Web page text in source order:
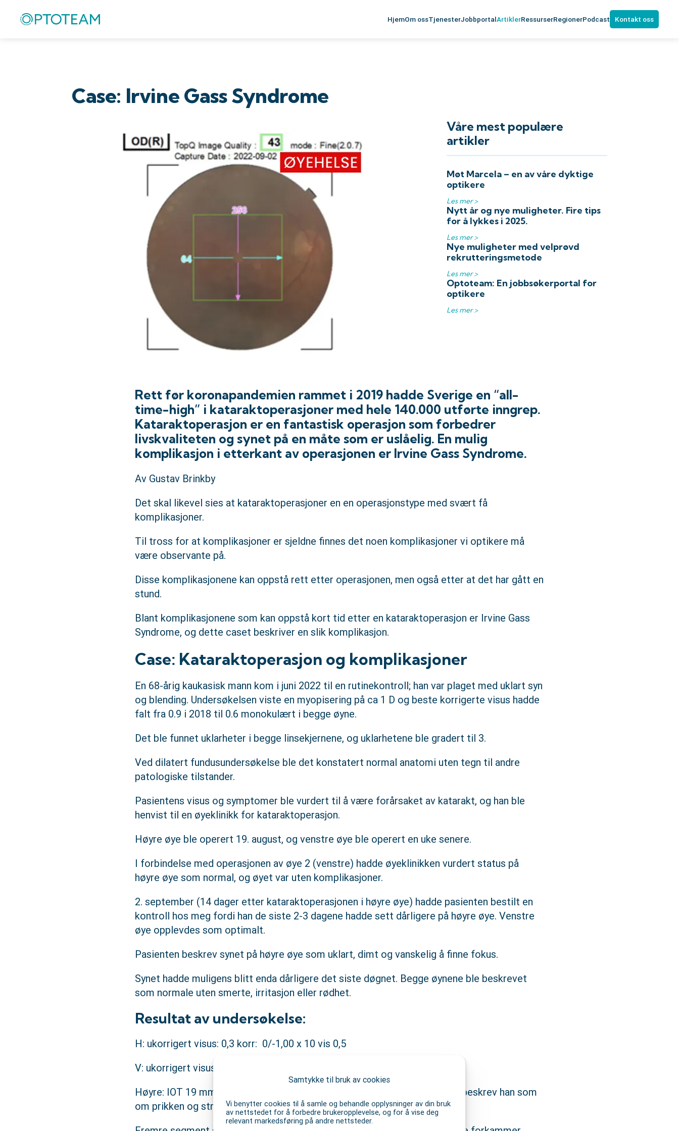
HjemOm ossTjenesterJobbportalArtiklerRessurserRegionerPodcast Kontakt oss
Case: Irvine Gass Syndrome
Våre mest populære
artikler
Møt Marcela – en av våre dyktige
optikere
Les mer >
Nytt år og nye muligheter. Fire tips
for å lykkes i 2025.
Les mer >
Nye muligheter med velprøvd
rekrutteringsmetode
Les mer >
Optoteam: En jobbsøkerportal for
optikere
Les mer >
Rett før koronapandemien rammet i 2019 hadde Sverige en “all-
time-high” i kataraktoperasjoner med hele 140.000 utførte inngrep.
Kataraktoperasjon er en fantastisk operasjon som forbedrer
livskvaliteten og synet på en måte som er uslåelig. En mulig
komplikasjon i etterkant av operasjonen er Irvine Gass Syndrome.
Av Gustav Brinkby
Det skal likevel sies at kataraktoperasjoner en en operasjonstype med svært få
komplikasjoner.
Til tross for at komplikasjoner er sjeldne finnes det noen komplikasjoner vi optikere må
være observante på.
Disse komplikasjonene kan oppstå rett etter operasjonen, men også etter at det har gått en
stund.
Blant komplikasjonene som kan oppstå kort tid etter en kataraktoperasjon er Irvine Gass
Syndrome, og dette caset beskriver en slik komplikasjon.
Case: Kataraktoperasjon og komplikasjoner
En 68-årig kaukasisk mann kom i juni 2022 til en rutinekontroll; han var plaget med uklart syn
og blending. Undersøkelsen viste en myopisering på ca 1 D og beste korrigerte visus hadde
falt fra 0.9 i 2018 til 0.6 monokulært i begge øyne.
Det ble funnet uklarheter i begge linsekjernene, og uklarhetene ble gradert til 3.
Ved dilatert fundusundersøkelse ble det konstatert normal anatomi uten tegn til andre
patologiske tilstander.
Pasientens visus og symptomer ble vurdert til å være forårsaket av katarakt, og han ble
henvist til en øyeklinikk for kataraktoperasjon.
Høyre øye ble operert 19. august, og venstre øye ble operert en uke senere.
I forbindelse med operasjonen av øye 2 (venstre) hadde øyeklinikken vurdert status på
høyre øye som normal, og øyet var uten komplikasjoner.
2. september (14 dager etter kataraktoperasjonen i høyre øye) hadde pasienten bestilt en
kontroll hos meg fordi han de siste 2-3 dagene hadde sett dårligere på høyre øye. Venstre
øye opplevdes som optimalt.
Pasienten beskrev synet på høyre øye som uklart, dimt og vanskelig å finne fokus.
Synet hadde muligens blitt enda dårligere det siste døgnet. Begge øynene ble beskrevet
som normale uten smerte, irritasjon eller rødhet.
Resultat av undersøkelse:
H: ukorrigert visus: 0,3 korr: 0/-1,00 x 10 vis 0,5
V: ukorrigert visus: 0,8 korr: +0,75/-1,25 x 3 vis 1,0
Høyre: IOT 19 mmHg. Amslers test viser metamorfopsier sentralt. Disse beskrev han som
om prikken og strekene sentralt er senket.
Samtykke til bruk av cookies
Vi benytter cookies til å samle og behandle opplysninger av din bruk
av nettstedet for å forbedre brukeropplevelse, og for å vise deg
relevant markedsføring på andre nettsteder.